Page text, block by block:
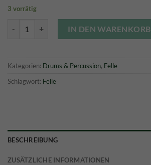
3 vorrätig
IN DEN WARENKORB
Kategorien: Drums & Percussion, Felle
Schlagwort: Felle
BESCHREIBUNG
ZUSÄTZLICHE INFORMATIONEN